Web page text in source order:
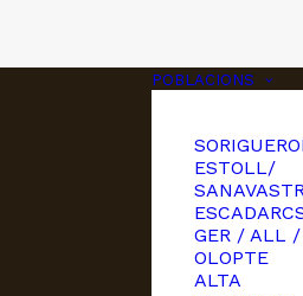
POBLACIONS
ESTOLL/
GER / ALL /
OLOPTE
ALTA